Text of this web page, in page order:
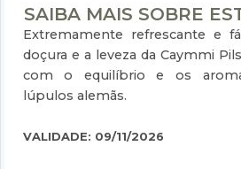
SAIBA MAIS SOBRE
Extremamente refrescante e
doçura e a leveza da Caymmi
com o equilíbrio e os
lúpulos alemãs.
VALIDADE: 09/11/2026